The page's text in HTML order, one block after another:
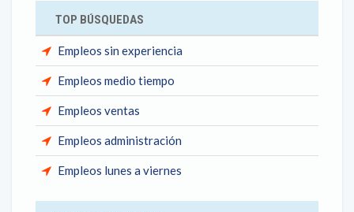
TOP BÚSQUEDAS
Empleos sin experiencia
Empleos medio tiempo
Empleos ventas
Empleos administración
Empleos lunes a viernes